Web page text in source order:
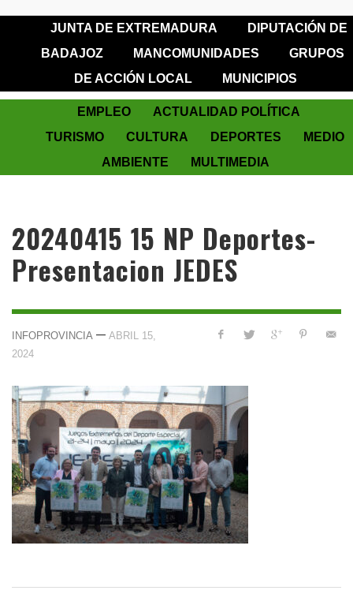
JUNTA DE EXTREMADURA
DIPUTACIÓN DE
BADAJOZ
MANCOMUNIDADES
GRUPOS
DE ACCIÓN LOCAL
MUNICIPIOS
EMPLEO
ACTUALIDAD POLÍTICA
TURISMO
CULTURA DEPORTES
MEDIO
AMBIENTE
MULTIMEDIA
20240415 15 NP Deportes-
Presentacion JEDES
INFOPROVINCIA — ABRIL 15,
2024